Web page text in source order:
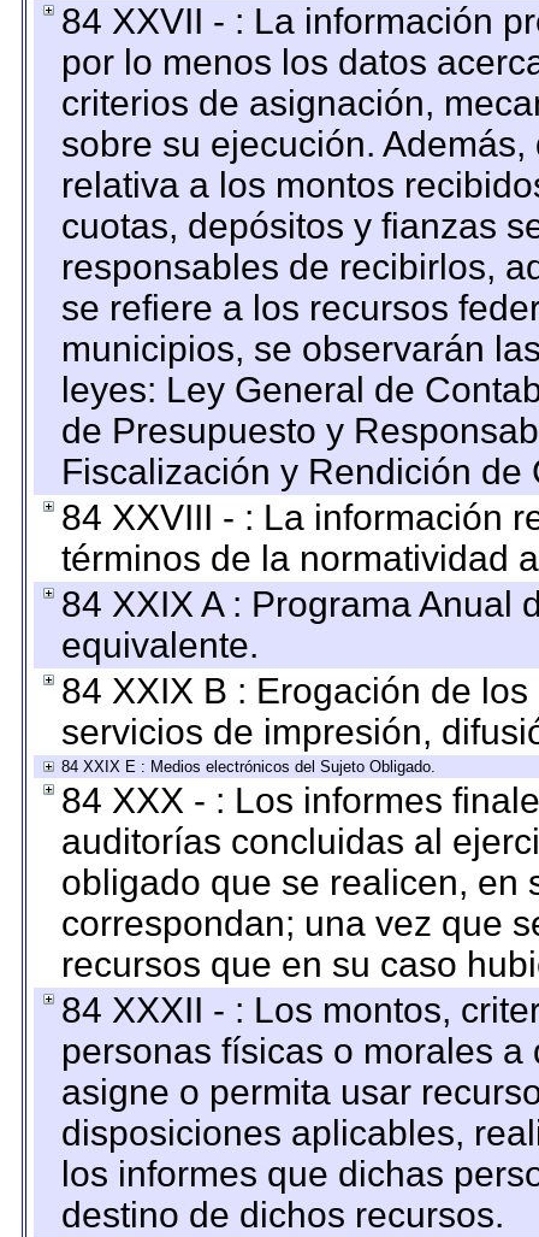
84 XXVII - : La información
por lo menos los datos
criterios de asignación,
sobre su ejecución.
relativa a los montos
cuotas, depósitos y fianzas
responsables de recibirlos,
se refiere a los recursos
municipios, se observarán
leyes: Ley General de
de Presupuesto y
Fiscalización y Rendición
84 XXVIII - : La información
términos de la normatividad
84 XXIX A : Programa Anual
equivalente.
84 XXIX B : Erogación de
servicios de impresión,
84 XXIX E : Medios electrónicos del Sujeto Obligado.
84 XXX - : Los informes
auditorías concluidas al
obligado que se realicen, en
correspondan; una vez que
recursos que en su caso
84 XXXII - : Los montos,
personas físicas o morales
asigne o permita usar
disposiciones aplicables,
los informes que dichas
destino de dichos recursos.